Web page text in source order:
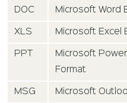
DOC Microsoft Word
XLS Microsoft Excel
PPT
Microsoft
Format
MSG Microsoft